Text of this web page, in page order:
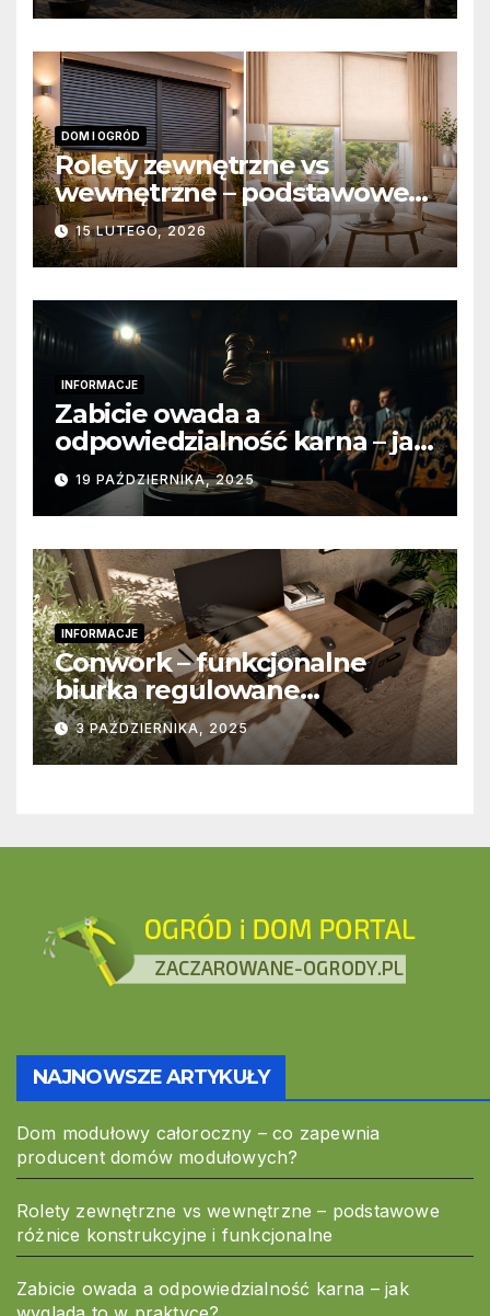
DOM I OGRÓD
Rolety zewnętrzne vs
wewnętrzne – podstawowe
różnice konstrukcyjne i
funkcjonalne
15 LUTEGO, 2026
INFORMACJE
Zabicie owada a
odpowiedzialność karna – jak
wygląda to w praktyce?
19 PAŹDZIERNIKA, 2025
INFORMACJE
Conwork – funkcjonalne
biurka regulowane
stworzone z myślą o
nowoczesnych
przestrzeniach pracy
3 PAŹDZIERNIKA, 2025
NAJNOWSZE ARTYKUŁY
Dom modułowy całoroczny – co zapewnia
producent domów modułowych?
Rolety zewnętrzne vs wewnętrzne – podstawowe
różnice konstrukcyjne i funkcjonalne
Zabicie owada a odpowiedzialność karna – jak